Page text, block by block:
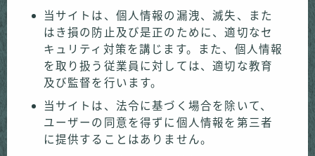
当サイトは、個人情報の漏洩、滅失、また
はき損の防止及び是正のために、適切なセ
キュリティ対策を講じます。また、個人情報
を取り扱う従業員に対しては、適切な教育
及び監督を行います。
当サイトは、法令に基づく場合を除いて、
ユーザーの同意を得ずに個人情報を第三者
に提供することはありません。